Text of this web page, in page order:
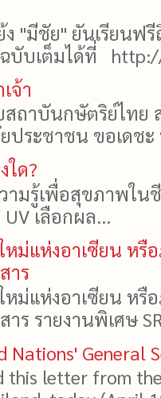
ง "มีชัย" ยันเรียนฟ
บับเต็มได้ที่
จ้า
ถาบันกษัตริย์ไทย
ประชาชน ขอเดช
ใด?
มรู้เพื่อสุขภาพใน
เลือกผล...
หม่แห่งอาเซียน ห
าร
หม่แห่งอาเซียน ห
ร รายงานพิเศษ
Nations' General
this letter from